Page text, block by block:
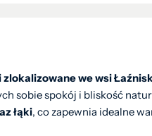
zlokalizowane we wsi
sobie spokój i bliskość
łąki, co zapewnia idealne